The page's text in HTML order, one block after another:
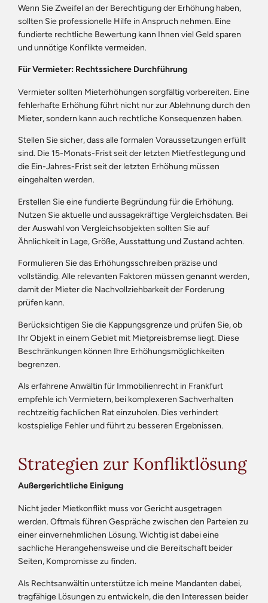
Wenn Sie Zweifel an der Berechtigung der Erhöhung haben,
sollten Sie professionelle Hilfe in Anspruch nehmen. Eine
fundierte rechtliche Bewertung kann Ihnen viel Geld sparen
und unnötige Konflikte vermeiden.
Für Vermieter: Rechtssichere Durchführung
Vermieter sollten Mieterhöhungen sorgfältig vorbereiten. Eine
fehlerhafte Erhöhung führt nicht nur zur Ablehnung durch den
Mieter, sondern kann auch rechtliche Konsequenzen haben.
Stellen Sie sicher, dass alle formalen Voraussetzungen erfüllt
sind. Die 15-Monats-Frist seit der letzten Mietfestlegung und
die Ein-Jahres-Frist seit der letzten Erhöhung müssen
eingehalten werden.
Erstellen Sie eine fundierte Begründung für die Erhöhung.
Nutzen Sie aktuelle und aussagekräftige Vergleichsdaten. Bei
der Auswahl von Vergleichsobjekten sollten Sie auf
Ähnlichkeit in Lage, Größe, Ausstattung und Zustand achten.
Formulieren Sie das Erhöhungsschreiben präzise und
vollständig. Alle relevanten Faktoren müssen genannt werden,
damit der Mieter die Nachvollziehbarkeit der Forderung
prüfen kann.
Berücksichtigen Sie die Kappungsgrenze und prüfen Sie, ob
Ihr Objekt in einem Gebiet mit Mietpreisbremse liegt. Diese
Beschränkungen können Ihre Erhöhungsmöglichkeiten
begrenzen.
Als erfahrene Anwältin für Immobilienrecht in Frankfurt
empfehle ich Vermietern, bei komplexeren Sachverhalten
rechtzeitig fachlichen Rat einzuholen. Dies verhindert
kostspielige Fehler und führt zu besseren Ergebnissen.
Strategien zur Konfliktlösung
Außergerichtliche Einigung
Nicht jeder Mietkonflikt muss vor Gericht ausgetragen
werden. Oftmals führen Gespräche zwischen den Parteien zu
einer einvernehmlichen Lösung. Wichtig ist dabei eine
sachliche Herangehensweise und die Bereitschaft beider
Seiten, Kompromisse zu finden.
Als Rechtsanwältin unterstütze ich meine Mandanten dabei,
tragfähige Lösungen zu entwickeln, die den Interessen beider